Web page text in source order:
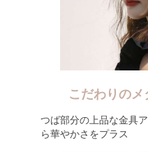
こだわりのメ
つば部分の上品な金具
ら華やかさをプラス